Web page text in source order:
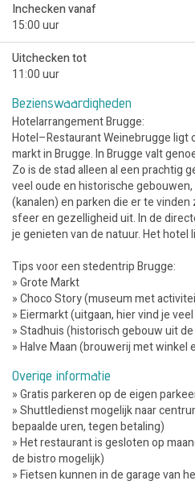
Inchecken vanaf
15:00 uur
Uitchecken tot
11:00 uur
Bezienswaardigheden
Hotelarrangement Brugge:
Hotel–Restaurant Weinebrugge ligt
markt in Brugge. In Brugge valt
Zo is de stad alleen al een prachtig
veel oude en historische
(kanalen) en parken die er te
sfeer en gezelligheid uit. In de
je genieten van de natuur. Het hotel
Tips voor een stedentrip Brugge:
» Grote Markt
» Choco Story (museum met
» Eiermarkt (uitgaan, hier vind je
» Stadhuis (historisch gebouw uit
» Halve Maan (brouwerij met winkel
Overige informatie
» Gratis parkeren op de eigen
» Shuttledienst mogelijk naar
bepaalde uren, tegen betaling)
» Het restaurant is gesloten op
de bistro mogelijk)
» Fietsen kunnen in de garage van